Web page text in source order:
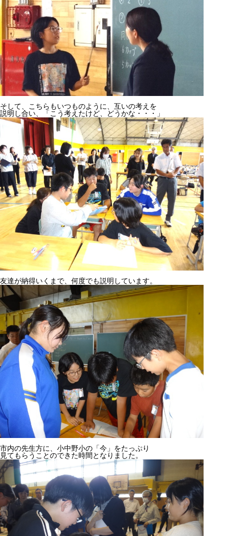
そして、こちらもいつものように、互いの考えを
説明し合い、「こう考えたけど、どうかな・・・」
友達が納得いくまで、何度でも説明しています。
市内の先生方に、小中野小の「今」をたっぷり
見てもらうことのできた時間となりました。